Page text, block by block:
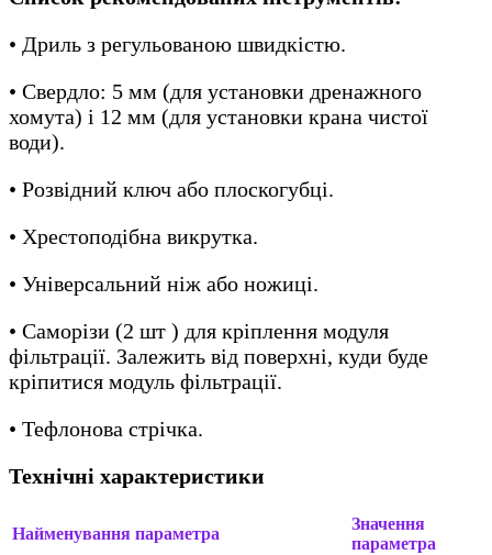
• Дриль з регульованою швидкістю.
• Свердло: 5 мм (для установки дренажного
хомута) і 12 мм (для установки крана чистої
води).
• Розвідний ключ або плоскогубці.
• Хрестоподібна викрутка.
• Універсальний ніж або ножиці.
• Саморізи (2 шт ) для кріплення модуля
фільтрації. Залежить від поверхні, куди буде
кріпитися модуль фільтрації.
• Тефлонова стрічка.
Технічні характеристики
Найменування параметра
Значення
параметра